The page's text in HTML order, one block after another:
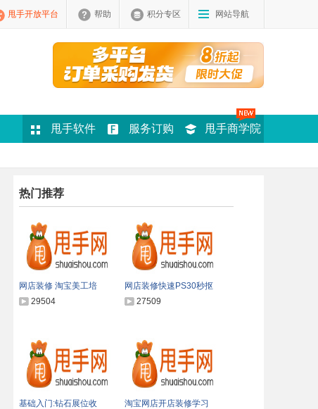
甩手开放平台 帮助 积分专区 网站导航
甩手软件 服务订购 甩手商学院
热门推荐
网店装修 淘宝美工培
29504
网店装修快速PS30秒抠
27509
基础入门:钻石展位收
淘宝网店开店装修学习